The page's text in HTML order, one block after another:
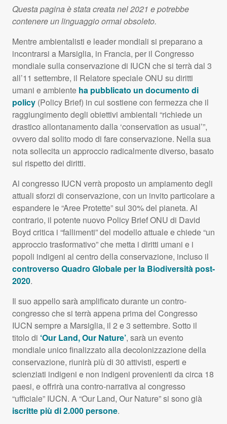
Questa pagina è stata creata nel 2021 e potrebbe
contenere un linguaggio ormai obsoleto.
Mentre ambientalisti e leader mondiali si preparano a
incontrarsi a Marsiglia, in Francia, per il Congresso
mondiale sulla conservazione di IUCN che si terrà dal 3
all’11 settembre, il Relatore specialeONU su diritti
umani e ambiente ha pubblicato un documento di
policy (Policy Brief) in cui sostiene con fermezza che il
raggiungimento degli obiettivi ambientali “richiede un
drastico allontanamento dalla ‘conservation as usual’”,
ovvero dal solito modo di fare conservazione. Nella sua
nota sollecita un approccio radicalmente diverso, basato
sul rispetto dei diritti.
Al congresso IUCN verrà proposto un ampiamento degli
attuali sforzi di conservazione, con un invito particolare a
espandere le “Aree Protette” sul 30% del pianeta. Al
contrario, il potente nuovo Policy BriefONU di David
Boyd critica i “fallimenti” del modello attuale e chiede “un
approccio trasformativo” che metta i diritti umani e i
popoli indigeni al centro della conservazione, incluso il
controverso Quadro Globale per la Biodiversità post-
2020.
Il suo appello sarà amplificato durante un contro-
congresso che si terrà appena prima del Congresso
IUCN sempre a Marsiglia, il 2 e 3 settembre. Sotto il
titolo di ‘Our Land, Our Nature’, sarà un evento
mondiale unico finalizzato alla decolonizzazione della
conservazione, riunirà più di 30 attivisti, esperti e
scienziati indigeni e non indigeni provenienti da circa 18
paesi, e offrirà una contro-narrativa al congresso
“ufficiale” IUCN. A “Our Land, Our Nature” si sono già
iscritte più di 2.000 persone.